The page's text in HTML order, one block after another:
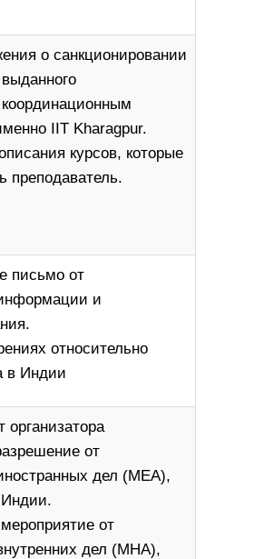
о санкционировании
IIT Kharagpur.
курсов, которые
преподаватель.
письмо от
и
относительно
в Индии
организатора
от
дел (MEA),
Индии.
от
дел (MHA),